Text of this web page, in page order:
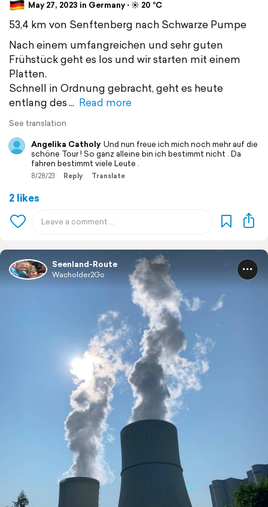
May 27, 2023 in Germany ⋅ ☀️ 20 °C
53,4 km von Senftenberg nach Schwarze Pumpe
Nach einem umfangreichen und sehr guten
Frühstück geht es los und wir starten mit einem
Platten.
Schnell in Ordnung gebracht, geht es heute
entlang des
Read more
See translation
Angelika Catholy Und nun freue ich mich noch mehr auf die
schöne Tour ! So ganz alleine bin ich bestimmt nicht . Da
fahren bestimmt viele Leute .
8/28/23 Reply Translate
2 likes
Seenland-Route
Wacholder2Go